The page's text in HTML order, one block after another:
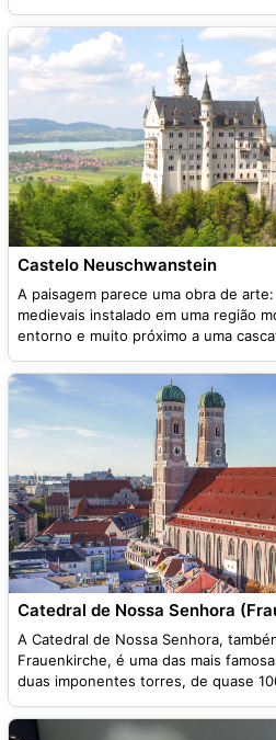
Castelo Neuschwanstein
A paisagem parece uma obra de
medievais instalado em uma região
entorno e muito próximo a uma
Catedral de Nossa Senhora
A Catedral de Nossa Senhora,
Frauenkirche, é uma das mais
duas imponentes torres, de quase